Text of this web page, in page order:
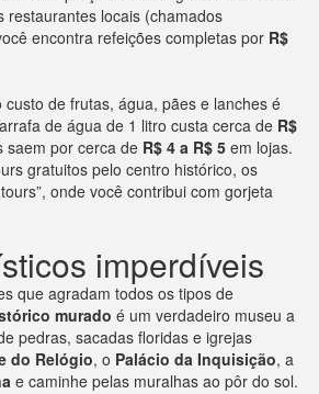
restaurantes locais (chamados
encontra refeições completas por R$
de frutas, água, pães e lanches é
de água de 1 litro custa cerca de R$
saem por cerca de R$ 4 a R$ 5 em lojas.
gratuitos pelo centro histórico, os
onde você contribui com gorjeta
imperdíveis
que agradam todos os tipos de
murado é um verdadeiro museu a
pedras, sacadas floridas e igrejas
do Relógio, o Palácio da Inquisição, a
e caminhe pelas muralhas ao pôr do sol.